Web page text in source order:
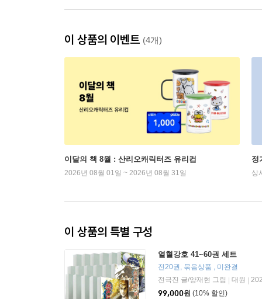
이 상품의 이벤트 (4개)
이달의 책 8월 : 산리오캐릭터즈 유리컵
2026년 08월 01일 ~ 2026년 08월 31일
정
상
이 상품의 특별 구성
열혈강호 41~60권 세트
전20권, 묶음상품 , 미완결
전극진 글/양재현 그림
대원
99,000원 (10% 할인)